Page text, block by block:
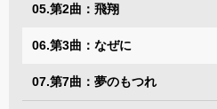
05.第2曲：飛翔
06.第3曲：なぜに
07.第7曲：夢のもつれ